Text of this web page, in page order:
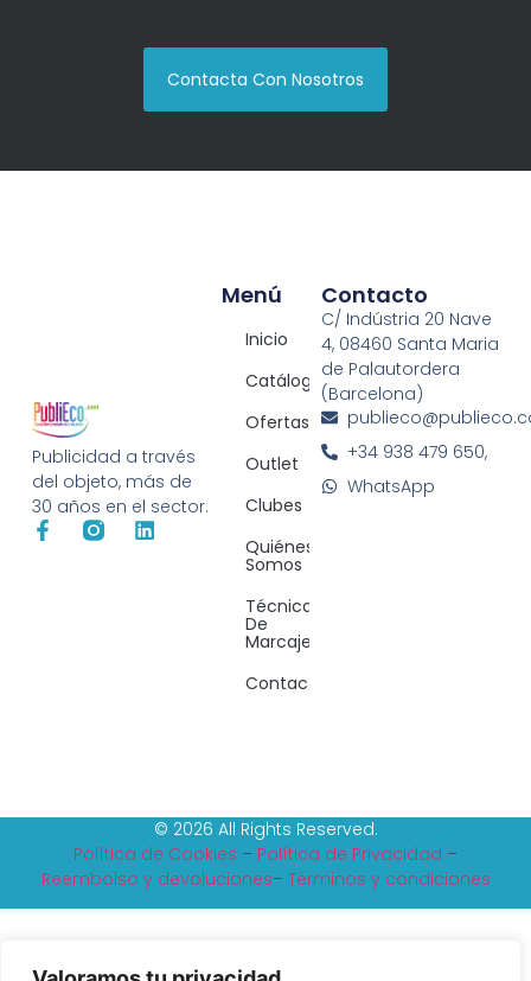
Contacta Con Nosotros
Publicidad a través
del objeto, más de
30 años en el sector.
Menú
Inicio
Catálogos
Ofertas
Outlet
Clubes
Quiénes
Somos
Técnicas
De
Marcaje
Contacto
Contacto
C/ Indústria 20 Nave
4, 08460 Santa Maria
de Palautordera
(Barcelona)
+34 938 479 650,
WhatsApp
© 2026 All Rights Reserved.
Política de Cookies – Política de Privacidad –
Reembolso y devoluciones– Tèrminos y condiciones